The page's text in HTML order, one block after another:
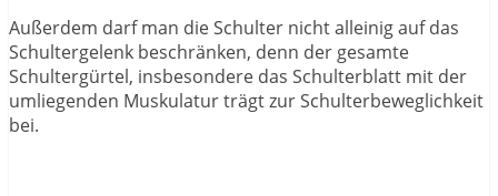
Außerdem darf man die Schulter nicht alleinig auf das
Schultergelenk beschränken, denn der gesamte
Schultergürtel, insbesondere das Schulterblatt mit der
umliegenden Muskulatur trägt zur Schulterbeweglichkeit
bei.